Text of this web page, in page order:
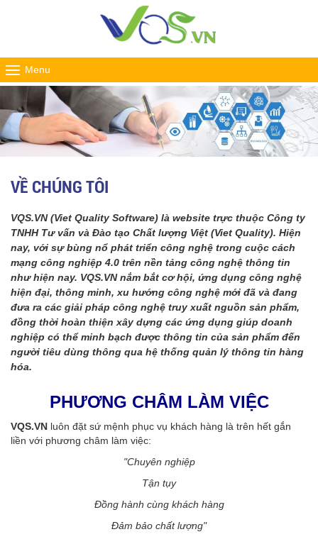
Menu
VỀ CHÚNG TÔI
VQS.VN (Viet Quality Software) là website trực thuộc Công ty
TNHH Tư vấn và Đào tạo Chất lượng Việt (Viet Quality). Hiện
nay, với sự bùng nổ phát triển công nghệ trong cuộc cách
mạng công nghiệp 4.0 trên nền tảng công nghệ thông tin
như hiện nay. VQS.VN nắm bắt cơ hội, ứng dụng công nghệ
hiện đại, thông minh, xu hướng công nghệ mới đã và đang
đưa ra các giải pháp công nghệ truy xuất nguồn sản phẩm,
đồng thời hoàn thiện xây dựng các ứng dụng giúp doanh
nghiệp có thể minh bạch được thông tin của sản phẩm đến
người tiêu dùng thông qua hệ thống quản lý thông tin hàng
hóa.
PHƯƠNG CHÂM LÀM VIỆC
VQS.VN luôn đặt sứ mệnh phục vụ khách hàng là trên hết gắn
liền với phương châm làm việc:
"Chuyên nghiệp
Tận tụy
Đồng hành cùng khách hàng
Đảm bảo chất lượng"